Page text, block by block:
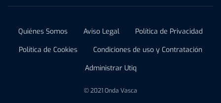
Quiénes Somos Aviso Legal
Política de Privacidad
Política de Cookies
Condiciones de uso y Contratación
Administrar Utiq
© 2021 Onda Vasca